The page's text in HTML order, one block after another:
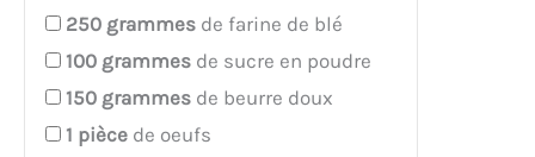
250 grammes de farine de blé
100 grammes de sucre en poudre
150 grammes de beurre doux
1 pièce de oeufs